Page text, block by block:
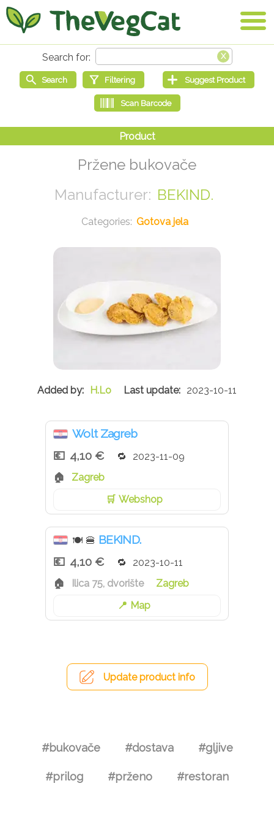
Pržene bukovače
BEKIND.
Gotova jela
H.Lo 2023-10-11
Wolt Zagreb
4,10 €
2023-11-09
Zagreb
Webshop
🍽 🍔 BEKIND.
4,10 €
2023-10-11
Ilica 75, dvorište
Zagreb
Map
Update product info
#bukovače #dostava #gljive
#prilog #prženo #restoran